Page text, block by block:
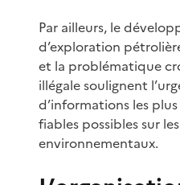
Par ailleurs, le
d’exploration
et la problématique
illégale soulignent
d’informations les
fiables possibles sur
environnementaux.